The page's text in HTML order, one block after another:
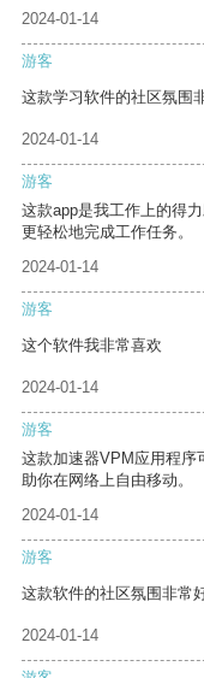
2024-01-14
游客
这款学习软件的社区氛围
2024-01-14
游客
这款app是我工作上的得
更轻松地完成工作任务。
2024-01-14
游客
这个软件我非常喜欢
2024-01-14
游客
这款加速器VPM应用程序
助你在网络上自由移动。
2024-01-14
游客
这款软件的社区氛围非常
2024-01-14